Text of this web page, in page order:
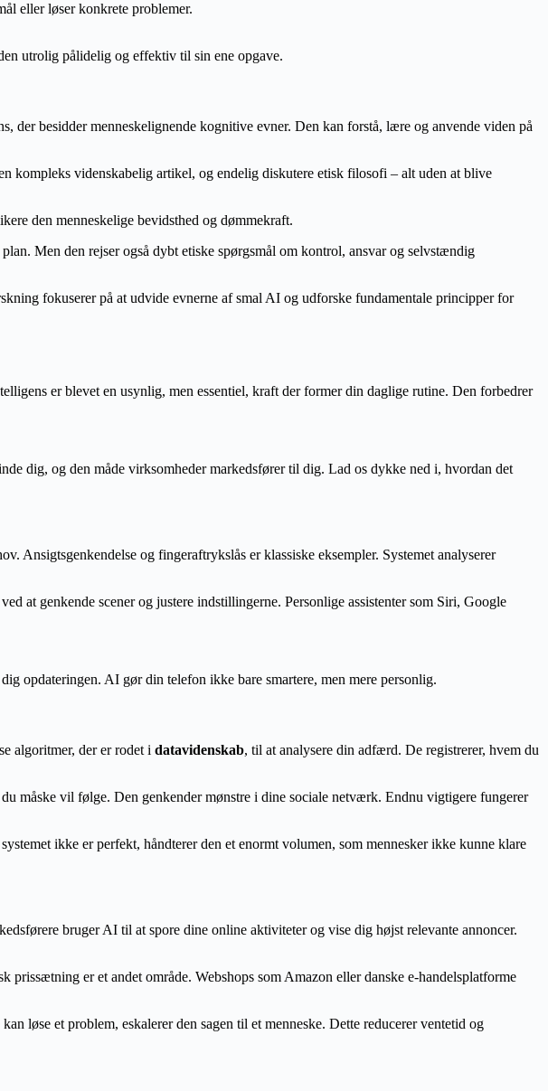
eller løser konkrete problemer.
utrolig pålidelig og effektiv til sin ene opgave.
besidder menneskelignende kognitive evner. Den kan forstå, lære og anvende viden på
kompleks videnskabelig artikel, og endelig diskutere etisk filosofi – alt uden at blive
den menneskelige bevidsthed og dømmekraft.
Men den rejser også dybt etiske spørgsmål om kontrol, ansvar og selvstændig
fokuserer på at udvide evnerne af smal AI og udforske fundamentale principper for
er blevet en usynlig, men essentiel, kraft der former din daglige rutine. Den forbedrer
dig, og den måde virksomheder markedsfører til dig. Lad os dykke ned i, hvordan det
Ansigtsgenkendelse og fingeraftrykslås er klassiske eksempler. Systemet analyserer
at genkende scener og justere indstillingerne. Personlige assistenter som Siri, Google
opdateringen. AI gør din telefon ikke bare smartere, men mere personlig.
algoritmer, der er rodet i datavidenskab, til at analysere din adfærd. De registrerer, hvem du
måske vil følge. Den genkender mønstre i dine sociale netværk. Endnu vigtigere fungerer
ikke er perfekt, håndterer den et enormt volumen, som mennesker ikke kunne klare
bruger AI til at spore dine online aktiviteter og vise dig højst relevante annoncer.
er et andet område. Webshops som Amazon eller danske e-handelsplatforme
løse et problem, eskalerer den sagen til et menneske. Dette reducerer ventetid og